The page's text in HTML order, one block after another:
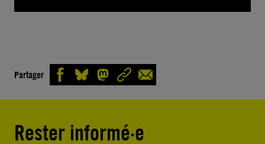
Partager
Rester informé·e